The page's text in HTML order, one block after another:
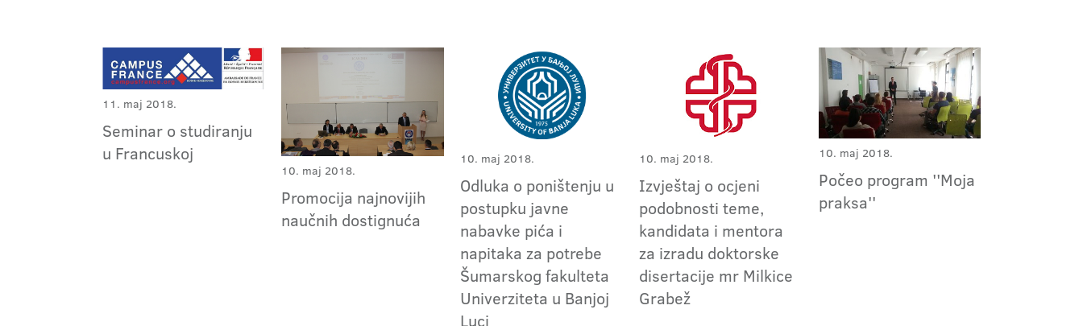
11. maj 2018.
Seminar o studiranju
u Francuskoj
10. maj 2018.
Promocija najnovijih
naučnih dostignuća
10. maj 2018.
Odluka o poništenju u
postupku javne
nabavke pića i
napitaka za potrebe
Šumarskog fakulteta
Univerziteta u Banjoj
Luci
10. maj 2018.
Izvještaj o ocjeni
podobnosti teme,
kandidata i mentora
za izradu doktorske
disertacije mr Milkice
Grabež
10. maj 2018.
Počeo program ''Moja
praksa''